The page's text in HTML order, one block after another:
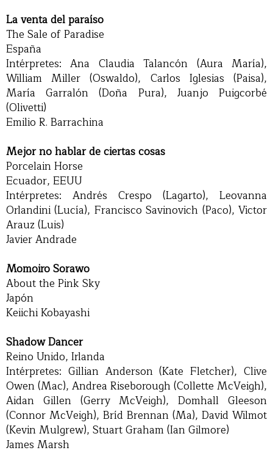
La venta del paraíso
The Sale of Paradise
España
Intérpretes: Ana Claudia Talancón (Aura María),
William Miller (Oswaldo), Carlos Iglesias (Paisa),
María Garralón (Doña Pura), Juanjo Puigcorbé
(Olivetti)
Emilio R. Barrachina
Mejor no hablar de ciertas cosas
Porcelain Horse
Ecuador, EEUU
Intérpretes: Andrés Crespo (Lagarto), Leovanna
Orlandini (Lucía), Francisco Savinovich (Paco), Victor
Arauz (Luis)
Javier Andrade
Momoiro Sorawo
About the Pink Sky
Japón
Keiichi Kobayashi
Shadow Dancer
Reino Unido, Irlanda
Intérpretes: Gillian Anderson (Kate Fletcher), Clive
Owen (Mac), Andrea Riseborough (Collette McVeigh),
Aidan Gillen (Gerry McVeigh), Domhall Gleeson
(Connor McVeigh), Bríd Brennan (Ma), David Wilmot
(Kevin Mulgrew), Stuart Graham (Ian Gilmore)
James Marsh